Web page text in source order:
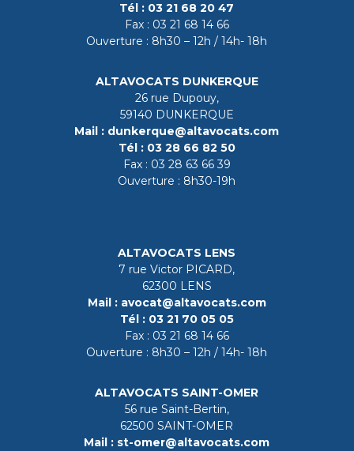
Tél : 03 21 68 20 47
Fax : 03 21 68 14 66
Ouverture : 8h30 – 12h / 14h- 18h
ALTAVOCATS DUNKERQUE
26 rue Dupouy,
59140 DUNKERQUE
Mail : dunkerque@altavocats.com
Tél : 03 28 66 82 50
Fax : 03 28 63 66 39
Ouverture : 8h30-19h
ALTAVOCATS LENS
7 rue Victor PICARD,
62300 LENS
Mail : avocat@altavocats.com
Tél : 03 21 70 05 05
Fax : 03 21 68 14 66
Ouverture : 8h30 – 12h / 14h- 18h
ALTAVOCATS SAINT-OMER
56 rue Saint-Bertin,
62500 SAINT-OMER
Mail : st-omer@altavocats.com